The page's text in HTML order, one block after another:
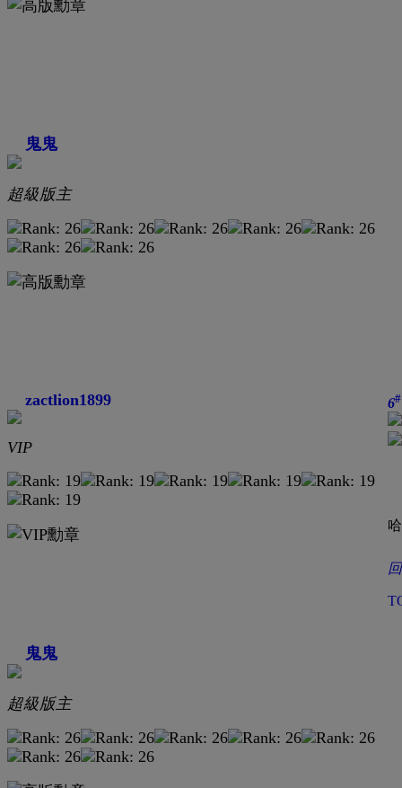
鬼鬼
超級版主
zactlion1899
VIP
6#
鬼鬼
超級版主